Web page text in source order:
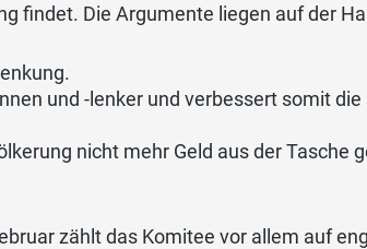
findet. Die Argumente liegen auf der
und -lenker und verbessert somit
nicht mehr Geld aus der Tasche
zählt das Komitee vor allem auf